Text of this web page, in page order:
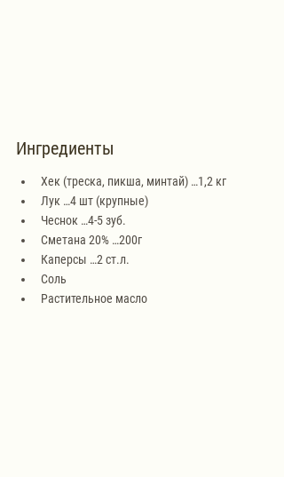
Ингредиенты
Хек (треска, пикша, минтай) …1,2 кг
Лук …4 шт (крупные)
Чеснок …4-5 зуб.
Сметана 20% …200г
Каперсы …2 ст.л.
Соль
Растительное масло